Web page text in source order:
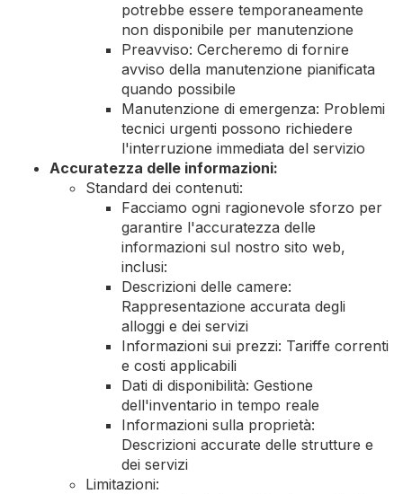
potrebbe essere temporaneamente
non disponibile per manutenzione
Preavviso: Cercheremo di fornire
avviso della manutenzione pianificata
quando possibile
Manutenzione di emergenza: Problemi
tecnici urgenti possono richiedere
l'interruzione immediata del servizio
Accuratezza delle informazioni:
Standard dei contenuti:
Facciamo ogni ragionevole sforzo per
garantire l'accuratezza delle
informazioni sul nostro sito web,
inclusi:
Descrizioni delle camere:
Rappresentazione accurata degli
alloggi e dei servizi
Informazioni sui prezzi: Tariffe correnti
e costi applicabili
Dati di disponibilità: Gestione
dell'inventario in tempo reale
Informazioni sulla proprietà:
Descrizioni accurate delle strutture e
dei servizi
Limitazioni: